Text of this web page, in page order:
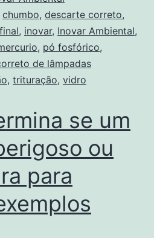
chumbo, descarte correto,
, inovar, Inovar Ambiental,
, pó fosfórico,
de lâmpadas
, trituração, vidro
se um
ou
para